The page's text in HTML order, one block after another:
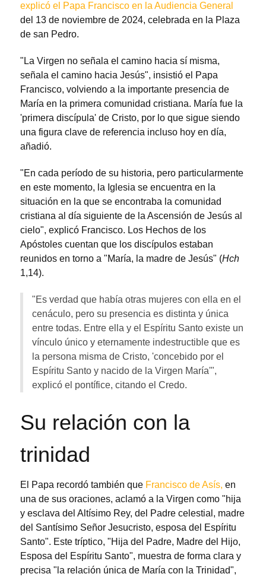
explicó el Papa Francisco en la Audiencia General
del 13 de noviembre de 2024, celebrada en la Plaza
de san Pedro.
"La Virgen no señala el camino hacia sí misma,
señala el camino hacia Jesús", insistió el Papa
Francisco, volviendo a la importante presencia de
María en la primera comunidad cristiana. María fue la
'primera discípula' de Cristo, por lo que sigue siendo
una figura clave de referencia incluso hoy en día,
añadió.
"En cada período de su historia, pero particularmente
en este momento, la Iglesia se encuentra en la
situación en la que se encontraba la comunidad
cristiana al día siguiente de la Ascensión de Jesús al
cielo", explicó Francisco. Los Hechos de los
Apóstoles cuentan que los discípulos estaban
reunidos en torno a "María, la madre de Jesús" (Hch
1,14).
"Es verdad que había otras mujeres con ella en el
cenáculo, pero su presencia es distinta y única
entre todas. Entre ella y el Espíritu Santo existe un
vínculo único y eternamente indestructible que es
la persona misma de Cristo, 'concebido por el
Espíritu Santo y nacido de la Virgen María'",
explicó el pontífice, citando el Credo.
Su relación con la
trinidad
El Papa recordó también que Francisco de Asís, en
una de sus oraciones, aclamó a la Virgen como "hija
y esclava del Altísimo Rey, del Padre celestial, madre
del Santísimo Señor Jesucristo, esposa del Espíritu
Santo". Este tríptico, "Hija del Padre, Madre del Hijo,
Esposa del Espíritu Santo", muestra de forma clara y
precisa "la relación única de María con la Trinidad",